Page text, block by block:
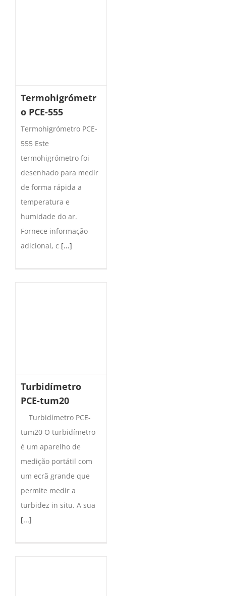
Termohigrómetr
o PCE-555
Termohigrómetro PCE-
555 Este
termohigrómetro foi
desenhado para medir
de forma rápida a
temperatura e
humidade do ar.
Fornece informação
adicional, c [...]
Turbidímetro
PCE-tum20
Turbidímetro PCE-
tum20 O turbidímetro
é um aparelho de
medição portátil com
um ecrã grande que
permite medir a
turbidez in situ. A sua
[...]